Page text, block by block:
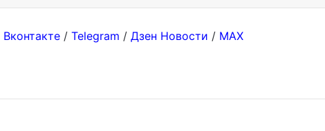
Вконтакте/ Telegram / Дзен Новости / MAX